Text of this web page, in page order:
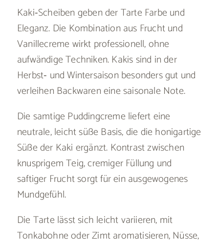
Kaki‑Scheiben geben der Tarte Farbe und
Eleganz. Die Kombination aus Frucht und
Vanillecreme wirkt professionell, ohne
aufwändige Techniken. Kakis sind in der
Herbst‑ und Wintersaison besonders gut und
verleihen Backwaren eine saisonale Note.
Die samtige Puddingcreme liefert eine
neutrale, leicht süße Basis, die die honigartige
Süße der Kaki ergänzt. Kontrast zwischen
knusprigem Teig, cremiger Füllung und
saftiger Frucht sorgt für ein ausgewogenes
Mundgefühl.
Die Tarte lässt sich leicht variieren, mit
Tonkabohne oder Zimt aromatisieren, Nüsse,